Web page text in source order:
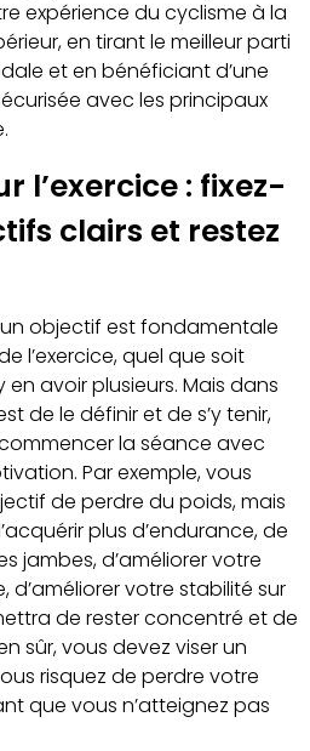
expérience du cyclisme à la
en tirant le meilleur parti
et en bénéficiant d’une
avec les principaux
l’exercice : fixez-
clairs et restez
objectif est fondamentale
l’exercice, quel que soit
en avoir plusieurs. Mais dans
de le définir et de s’y tenir,
la séance avec
Par exemple, vous
de perdre du poids, mais
plus d’endurance, de
jambes, d’améliorer votre
votre stabilité sur
de rester concentré et de
sûr, vous devez viser un
risquez de perdre votre
que vous n’atteignez pas